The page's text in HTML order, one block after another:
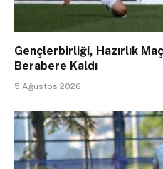
Gençlerbirliği, Hazırlık
Berabere Kaldı
5 Ağustos 2026